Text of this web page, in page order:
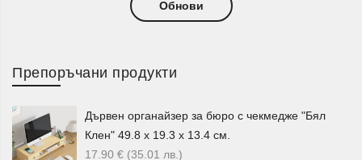
Въртящи поставки и органайзери за
поставка за подправки
подредено и позволяват лесен достъп до всяка
подправка по време на готвене.
Обнови
Препоръчани продукти
Дървен органайзер за бюро с чекмедже "Бял
Клен" 49.8 х 19.3 х 13.4 см.
17.90 € (35.01 лв. )